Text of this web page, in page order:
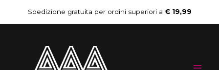
al
contenuto
Spedizione gratuita per ordini superiori a € 19,99
Navigazione
articoli